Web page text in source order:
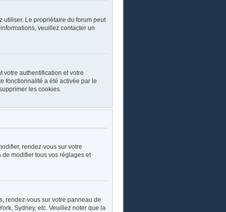
utiliser. Le propriétaire du forum peut
veuillez contacter un
votre authentification et votre
fonctionnalité a été activée par le
les cookies.
rendez-vous sur votre
modifier tous vos réglages et
rendez-vous sur votre panneau de
Sydney, etc. Veuillez noter que la